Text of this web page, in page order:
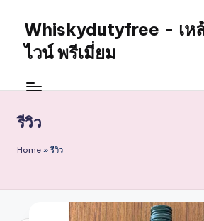
content
Whiskydutyfree - เห
ไวน์ พรีเมี่ยม
สุรา
นอก
ไวน์
เมี่
รีวิว
Home » รีวิว